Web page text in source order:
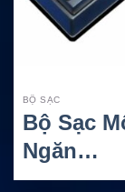
BỘ SẠC
Bộ Sạc
Ngăn